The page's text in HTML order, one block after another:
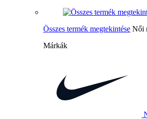
Összes termék megtekintése Női
Márkák